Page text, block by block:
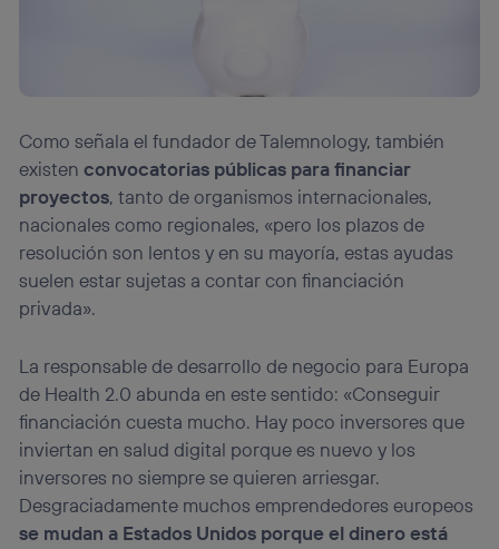
Como señala el fundador de Talemnology, también
existenconvocatorias públicas para financiar
proyectos, tanto de organismos internacionales,
nacionales como regionales, «pero los plazos de
resolución son lentos y en su mayoría, estas ayudas
suelen estar sujetas a contar con financiación
privada».
La responsable de desarrollo de negocio para Europa
de Health 2.0 abunda en este sentido: «Conseguir
financiación cuesta mucho. Hay poco inversores que
inviertan en salud digital porque es nuevo y los
inversores no siempre se quieren arriesgar.
Desgraciadamente muchos emprendedores europeos
se mudan a Estados Unidos porque el dinero está